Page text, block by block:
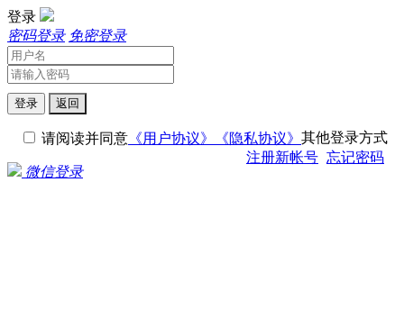
登录
密码登录 免密登录
登录 返回
请阅读并同意 《用户协议》
《隐私协议》
注册新帐号 忘记密码
其他登录方式
微信登录